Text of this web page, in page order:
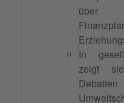
über
In
zeigt